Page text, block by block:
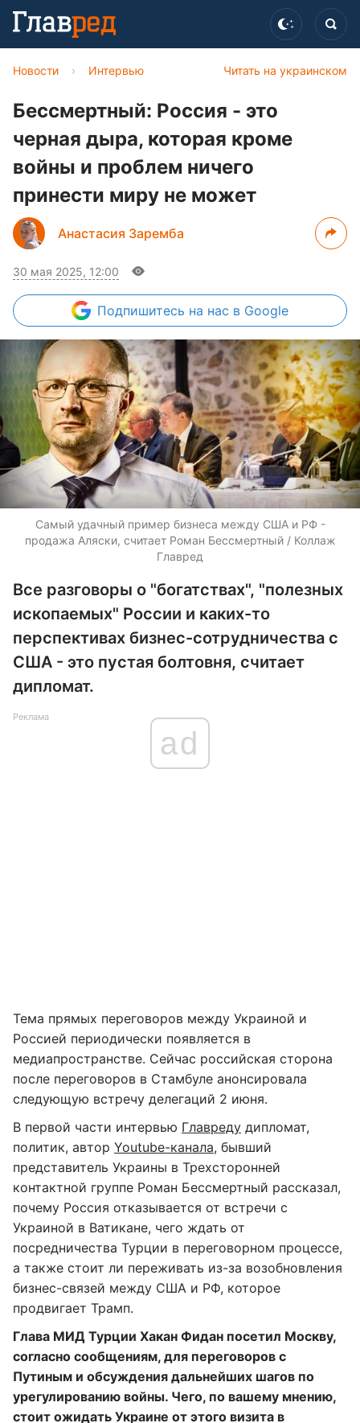
Читать на украинском
Новости › Интервью
Бессмертный: Россия - это
черная дыра, которая кроме
войны и проблем ничего
принести миру не может
Анастасия Заремба
30 мая 2025, 12:00
Подпишитесь на нас в Google
Самый удачный пример бизнеса между США и РФ -
продажа Аляски, считает Роман Бессмертный / Коллаж
Главред
Все разговоры о "богатствах", "полезных
ископаемых" России и каких-то
перспективах бизнес-сотрудничества с
США - это пустая болтовня, считает
дипломат.
Реклама
ad
Тема прямых переговоров между Украиной и
Россией периодически появляется в
медиапространстве. Сейчас российская сторона
после переговоров в Стамбуле анонсировала
следующую встречу делегаций 2 июня.
В первой части интервью Главреду дипломат,
политик, автор Youtube-канала, бывший
представитель Украины в Трехсторонней
контактной группе Роман Бессмертный рассказал,
почему Россия отказывается от встречи с
Украиной в Ватикане, чего ждать от
посредничества Турции в переговорном процессе,
а также стоит ли переживать из-за возобновления
бизнес-связей между США и РФ, которое
продвигает Трамп.
Глава МИД Турции Хакан Фидан посетил Москву,
согласно сообщениям, для переговоров с
Путиным и обсуждения дальнейших шагов по
урегулированию войны. Чего, по вашему мнению,
стоит ожидать Украине от этого визита в